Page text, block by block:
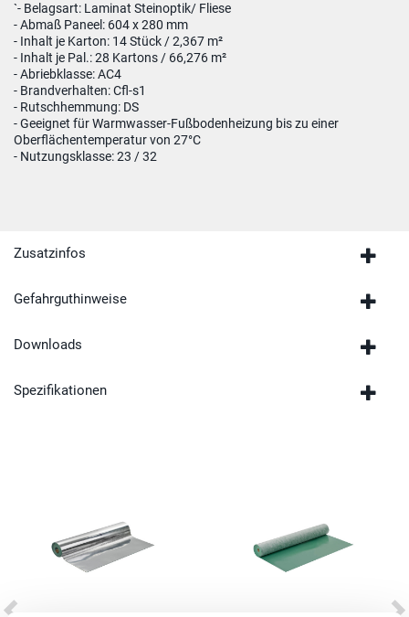
`- Belagsart: Laminat Steinoptik/ Fliese
- Abmaß Paneel: 604 x 280 mm
- Inhalt je Karton: 14 Stück / 2,367 m²
- Inhalt je Pal.: 28 Kartons / 66,276 m²
- Abriebklasse: AC4
- Brandverhalten: Cfl-s1
- Rutschhemmung: DS
- Geeignet für Warmwasser-Fußbodenheizung bis zu einer
Oberflächentemperatur von 27°C
- Nutzungsklasse: 23 / 32
Zusatzinfos
Gefahrguthinweise
Downloads
Spezifikationen